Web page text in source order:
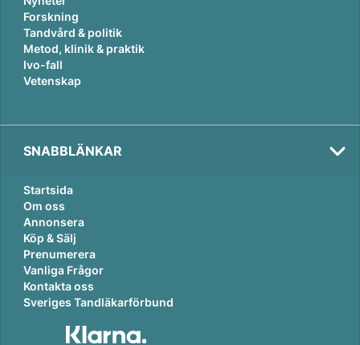
Forskning
Tandvård & politik
Metod, klinik & praktik
Ivo-fall
Vetenskap
SNABBLÄNKAR
Startsida
Om oss
Annonsera
Köp & Sälj
Prenumerera
Vanliga Frågor
Kontakta oss
Sveriges Tandläkarförbund